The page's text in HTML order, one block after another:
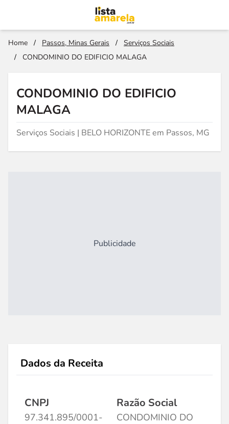
Home / Passos, Minas Gerais /
Serviços Sociais
/
CONDOMINIO DO EDIFICIO MALAGA
CONDOMINIO DO EDIFICIO
MALAGA
Serviços Sociais | BELO HORIZONTE em Passos, MG
Publicidade
Dados da Receita
CNPJ
97.341.895/0001-
Razão Social
CONDOMINIO DO